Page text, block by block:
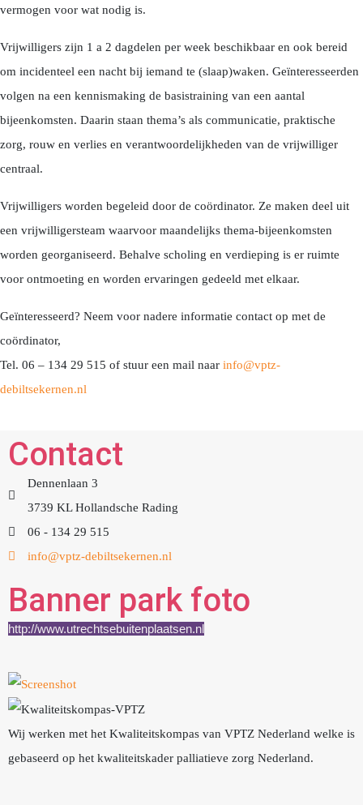
vermogen voor wat nodig is.
Vrijwilligers zijn 1 a 2 dagdelen per week beschikbaar en ook bereid
om incidenteel een nacht bij iemand te (slaap)waken. Geïnteresseerden
volgen na een kennismaking de basistraining van een aantal
bijeenkomsten. Daarin staan thema’s als communicatie, praktische
zorg, rouw en verlies en verantwoordelijkheden van de vrijwilliger
centraal.
Vrijwilligers worden begeleid door de coördinator. Ze maken deel uit
een vrijwilligersteam waarvoor maandelijks thema-bijeenkomsten
worden georganiseerd. Behalve scholing en verdieping is er ruimte
voor ontmoeting en worden ervaringen gedeeld met elkaar.
Geïnteresseerd? Neem voor nadere informatie contact op met de
coördinator,
Tel. 06 – 134 29 515 of stuur een mail naar info@vptz-
debiltsekernen.nl
Contact
Dennenlaan 3
3739 KL Hollandsche Rading
06 - 134 29 515
info@vptz-debiltsekernen.nl
Banner park foto
http://www.utrechtsebuitenplaatsen.nl
Wij werken met het Kwaliteitskompas van VPTZ Nederland welke is
gebaseerd op het kwaliteitskader palliatieve zorg Nederland.